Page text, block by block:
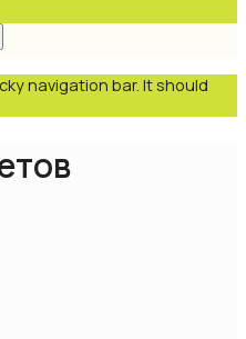
navigation bar. It should